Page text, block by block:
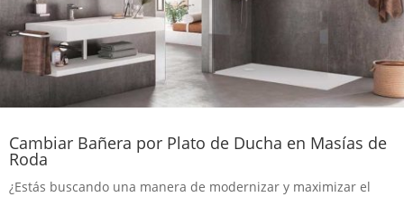
Cambiar Bañera por Plato de Ducha en Masías de
Roda
¿Estás buscando una manera de modernizar y maximizar el